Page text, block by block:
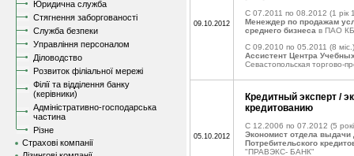
Юридична служба
Стягнення заборгованості
Служба безпеки
Управління персоналом
Діловодство
Розвиток філіальної мережі
Філії та відділення банку
(керівники)
Адміністративно-господарська
частина
Різне
Страхові компанії
09.10.2012
C 07.2011 по 08.2012 (1 рік
Менеждер по продажам
среднего бизнеса в ПАО
C 09.2010 по 05.2011 (8 міс.)
Ассистент Центра
Севастопольская торгово-
05.10.2012
Кредитный эксперт /
кредитованию
C 12.2006 по 07.2012 (5
Экономист отдела выдачи
Потребительского
"ПРАВЭКС- БАНК"